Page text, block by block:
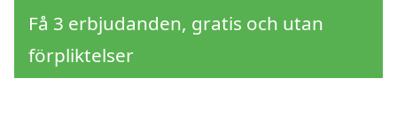
Få 3 erbjudanden, gratis och utan
förpliktelser